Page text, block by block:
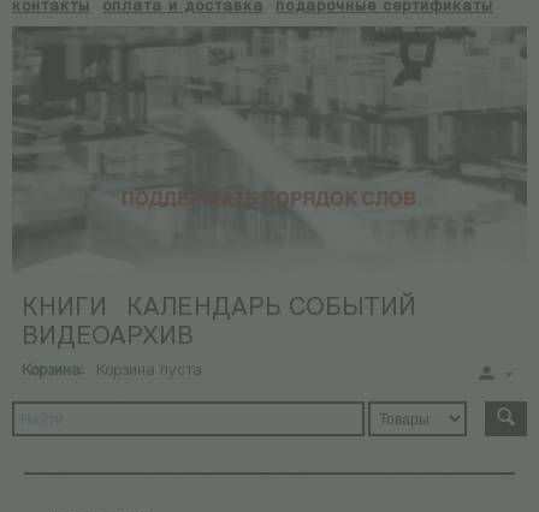
контакты оплата и доставка подарочные сертификаты
КНИГИ
КАЛЕНДАРЬ СОБЫТИЙ
ВИДЕОАРХИВ
Корзина: Корзина пуста